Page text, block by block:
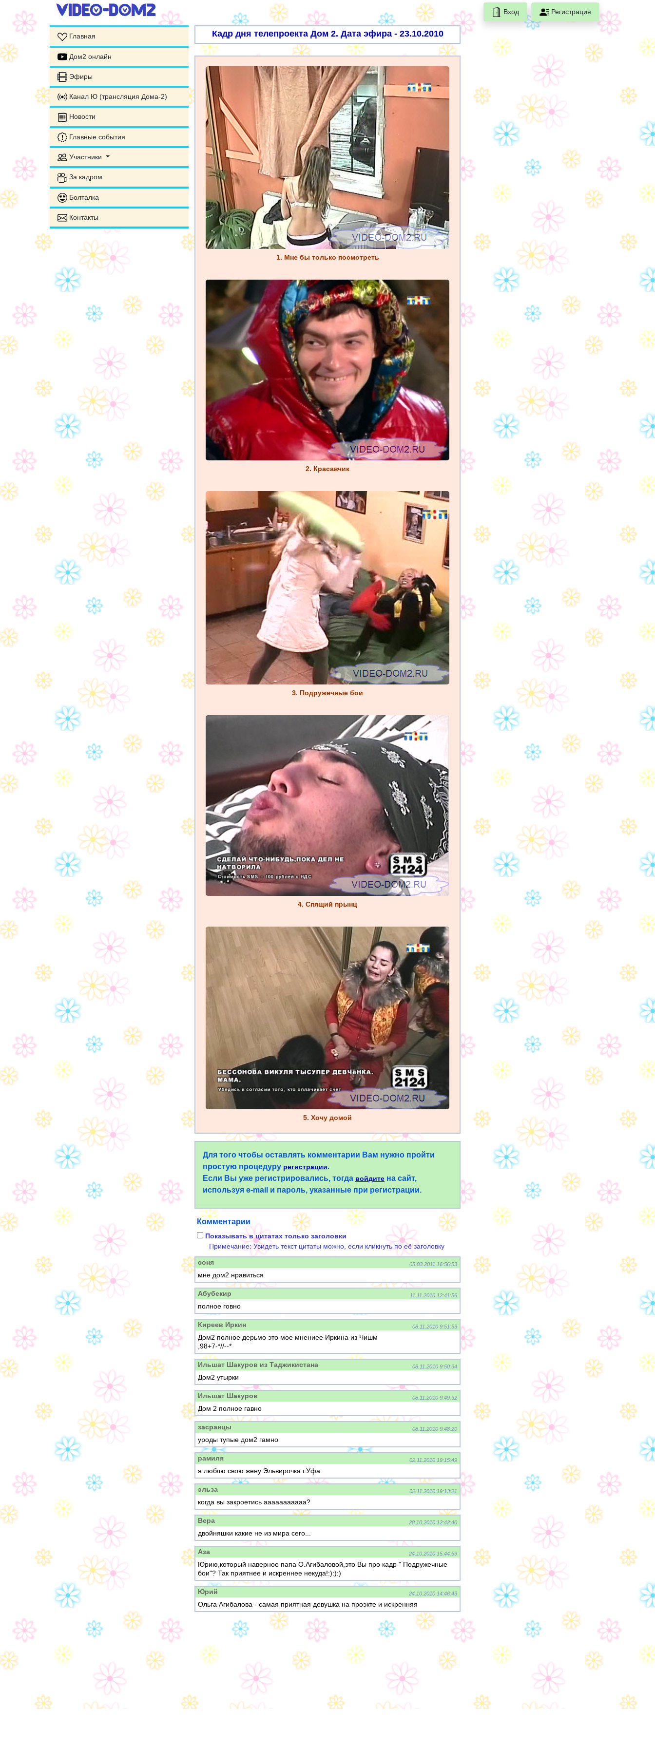
Вход Регистрация
Главная
Дом2 онлайн
Эфиры
Канал Ю (трансляция Дома-2)
Новости
Главные события
Участники
За кадром
Болталка
Контакты
Кадр дня телепроекта Дом 2. Дата эфира - 23.10.2010
1. Мне бы только посмотреть
2. Красавчик
3. Подружечные бои
4. Спящий прынц
5. Хочу домой
Для того чтобы оставлять комментарии Вам нужно пройти
простую процедуру регистрации.
Если Вы уже регистрировались, тогда войдите на сайт,
используя e-mail и пароль, указанные при регистрации.
Комментарии
Показывать в цитатах только заголовки
Примечание: Увидеть текст цитаты можно, если кликнуть по её заголовку
соня 05.03.2011 16:56:53
мне дом2 нравиться
Абубекир 11.11.2010 12:41:56
полное говно
Киреев Иркин 08.11.2010 9:51:53
Дом2 полное дерьмо это мое мнениее Иркина из Чишм
,98+7-*//--*
Ильшат Шакуров из Таджикистана 08.11.2010 9:50:34
Дом2 утырки
Ильшат Шакуров 08.11.2010 9:49:32
Дом 2 полное гавно
засранцы 08.11.2010 9:48:20
уроды тупые дом2 гамно
рамиля 02.11.2010 19:15:49
я люблю свою жену Эльвирочка г.Уфа
эльза 02.11.2010 19:13:21
когда вы закроетись ааааааааааа?
Вера 28.10.2010 12:42:40
двойняшки какие не из мира сего...
Аза 24.10.2010 15:44:59
Юрию,который наверное папа О.Агибаловой,это Вы про кадр " Подружечные
бои"? Так приятнее и искреннее некуда!:):):)
Юрий 24.10.2010 14:46:43
Ольга Агибалова - самая приятная девушка на проэкте и искренняя